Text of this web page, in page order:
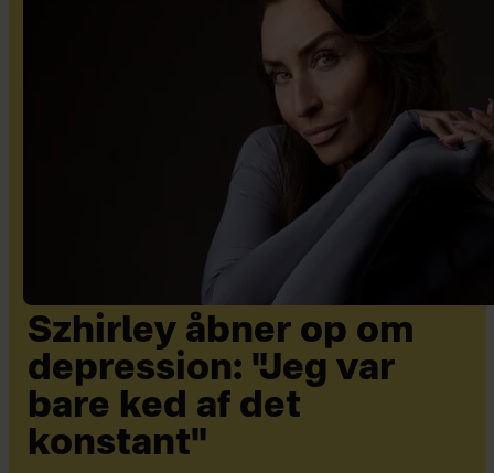
Szhirley åbner op om
depression: "Jeg var
bare ked af det
konstant"